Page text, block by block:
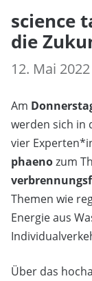
science
die
12. Mai
Am
werden sich in
vier
phaenozum
Themen wie
Energie aus
Über das